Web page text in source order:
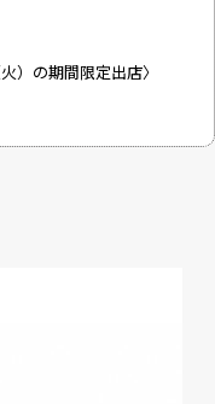
）の期間限定出店〉